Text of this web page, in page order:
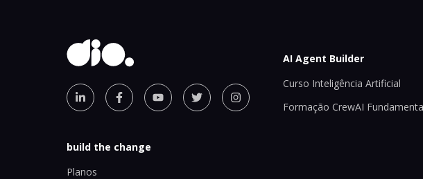
build the change
Planos
AI Agent Builder
Curso Inteligência Artificial
Formação CrewAI